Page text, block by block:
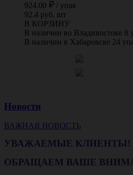
924.00 / упак
92.4 руб. шт
В КОРЗИНУ
В наличии во Владивостоке 8
В наличии в Хабаровске 24
Новости
ВАЖНАЯ НОВОСТЬ
УВАЖАЕМЫЕ КЛИЕНТЫ!
ОБРАЩАЕМ ВАШЕ